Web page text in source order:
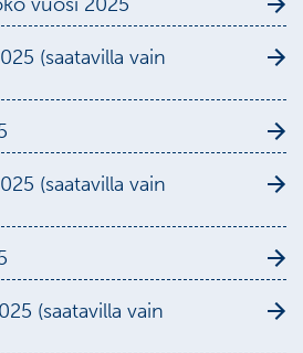
(saatavilla vain
(saatavilla vain
(saatavilla vain